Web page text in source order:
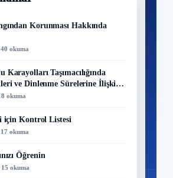
Korunması Hakkında
okuma
Karayolları Taşımacılığında
ve Dinlenme Sürelerine İlişkin
okuma
için Kontrol Listesi
okuma
Öğrenin
15 okuma